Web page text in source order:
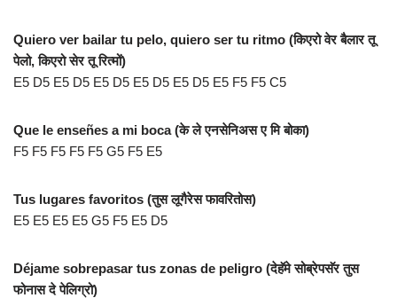
Quiero ver bailar tu pelo, quiero ser tu ritmo (किएरो वेर बैलार तू
पेलो, किएरो सेर तू रित्मों)
E5 D5 E5 D5 E5 D5 E5 D5 E5 D5 E5 F5 F5 C5
Que le enseñes a mi boca (के ले एनसेनिअस ए मि बोका)
F5 F5 F5 F5 F5 G5 F5 E5
Tus lugares favoritos (तुस लूगैरेस फावरितोस)
E5 E5 E5 E5 G5 F5 E5 D5
Déjame sobrepasar tus zonas de peligro (देहॅमे सोब्रेपसॅर तुस
फोनास दे पेलिग्रो)